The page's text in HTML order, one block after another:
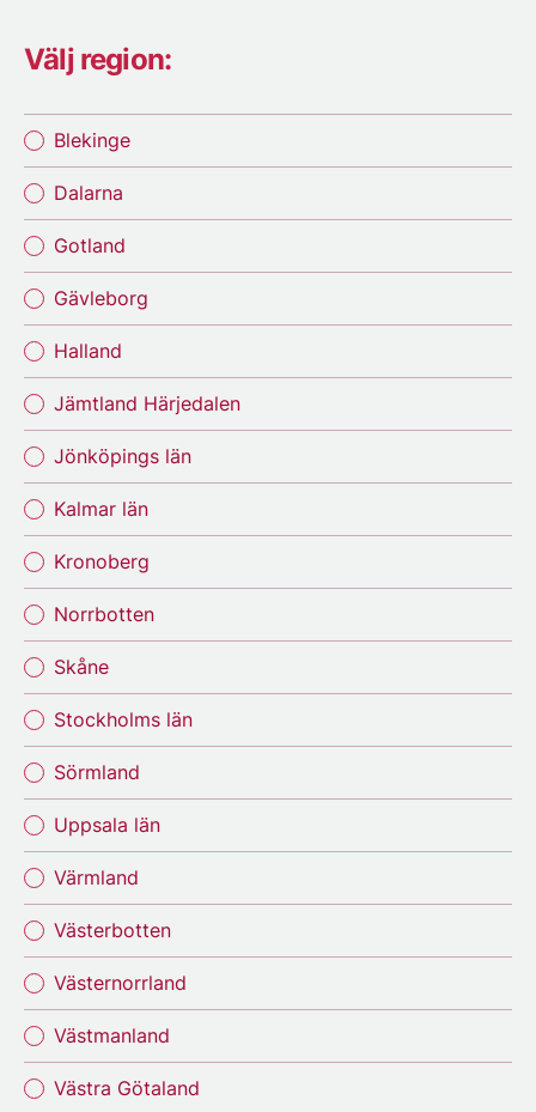
Välj region:
Blekinge
Dalarna
Gotland
Gävleborg
Halland
Jämtland Härjedalen
Jönköpings län
Kalmar län
Kronoberg
Norrbotten
Skåne
Stockholms län
Sörmland
Uppsala län
Värmland
Västerbotten
Västernorrland
Västmanland
Västra Götaland